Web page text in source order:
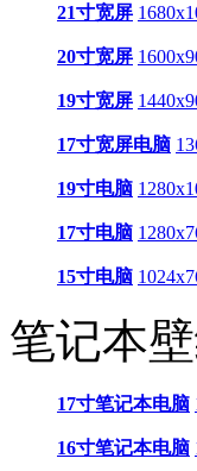
21寸宽屏
20寸宽屏
19寸宽屏
17寸宽屏电脑
19寸电脑
17寸电脑
15寸电脑
笔记本
17寸笔记本电脑
16寸笔记本电脑